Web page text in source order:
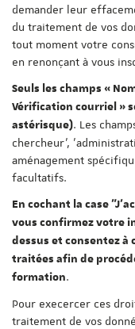
demander leur
du traitement de vos
tout moment votre
en renonçant à vous
Seuls les champs «
Vérification courriel »
astérisque). Les
chercheur',
aménagement
facultatifs.
En cochant la case
vous confirmez votre
dessus et consentez à
traitées afin de
formation.
Pour execercer ces
traitement de vos